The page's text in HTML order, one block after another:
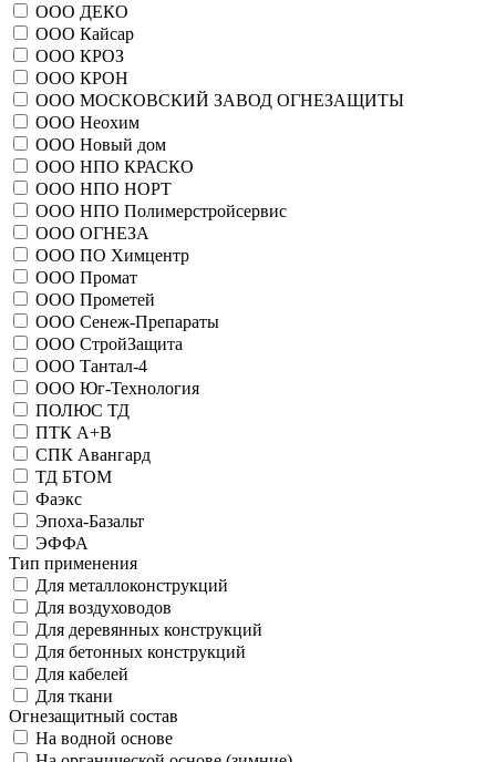
ООО ДЕКО
ООО Кайсар
ООО КРОЗ
ООО КРОН
ООО МОСКОВСКИЙ ЗАВОД ОГНЕЗАЩИТЫ
ООО Неохим
ООО Новый дом
ООО НПО КРАСКО
ООО НПО НОРТ
ООО НПО Полимерстройсервис
ООО ОГНЕЗА
ООО ПО Химцентр
ООО Промат
ООО Прометей
ООО Сенеж-Препараты
ООО СтройЗащита
ООО Тантал-4
ООО Юг-Технология
ПОЛЮС ТД
ПТК A+B
СПК Авангард
ТД БТОМ
Фаэкс
Эпоха-Базальт
ЭФФА
Тип применения
Для металлоконструкций
Для воздуховодов
Для деревянных конструкций
Для бетонных конструкций
Для кабелей
Для ткани
Огнезащитный состав
На водной основе